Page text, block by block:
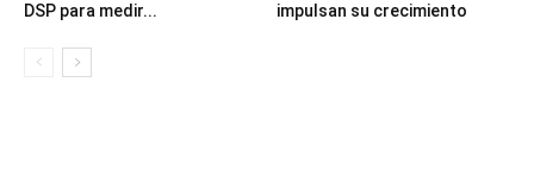
DSP para medir...
impulsan su crecimiento